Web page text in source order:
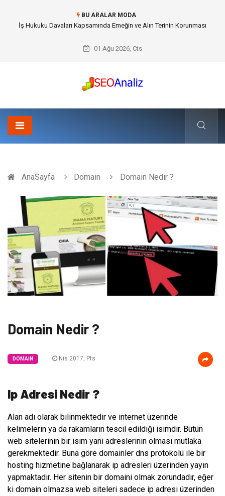
BU ARALAR MODA
Best Security Software (En İyi Güvenlik Yazılımı) ile Uzaktan Çalışmada
01 Ağu 2026, Cts
AnaSayfa Domain Domain Nedir ?
Domain Nedir ?
DOMAIN Nis 2017, Pts
Ip Adresi Nedir ?
Alan adı olarak bilinmektedir ve internet üzerinde
kelimelerin ya da rakamların tescil edildiği isimdir. Bütün
web sitelerinin bir isim yani adreslerinin olması mutlaka
gerekmektedir. Buna göre domainler dns protokolü ile bir
hosting hizmetine bağlanarak ip adresleri üzerinden yayın
yapmaktadır. Her sitenin bir domaini olmak zorundadır, eğer
ki domain olmazsa web siteleri sadece ip adresi üzerinden